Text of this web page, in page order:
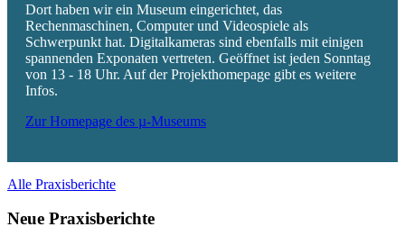
Dort haben wir ein Museum eingerichtet, das
Rechenmaschinen, Computer und Videospiele als
Schwerpunkt hat. Digitalkameras sind ebenfalls mit einigen
spannenden Exponaten vertreten. Geöffnet ist jeden Sonntag
von 13 - 18 Uhr. Auf der Projekthomepage gibt es weitere
Infos.
Zur Homepage des µ-Museums
Alle Praxisberichte
Neue Praxisberichte